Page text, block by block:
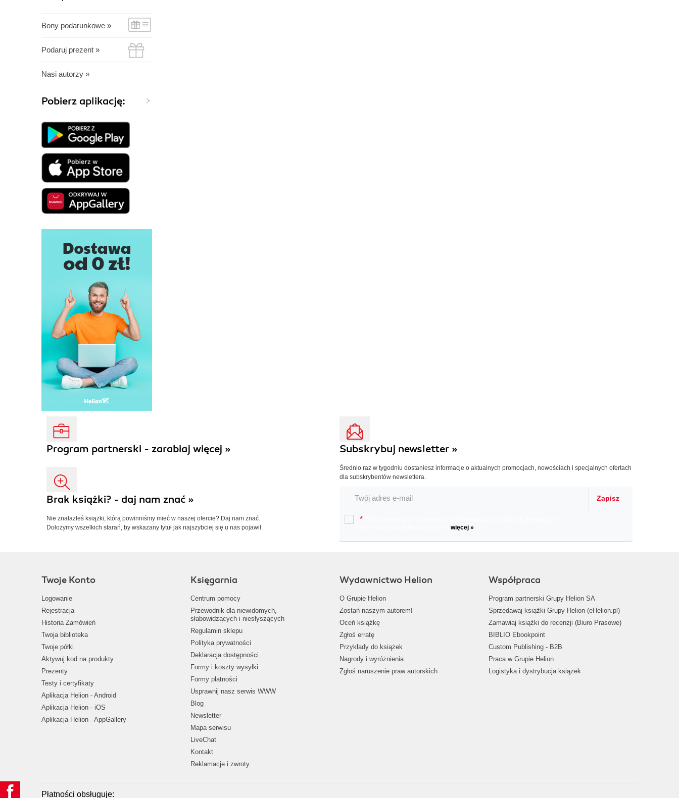
Bony podarunkowe »
Podaruj prezent »
Nasi autorzy »
Pobierz aplikację:
Program partnerski - zarabiaj więcej »
Brak książki? - daj nam znać »
Nie znalazłeś książki, którą powinniśmy mieć w naszej ofercie? Daj nam znać.
Dołożymy wszelkich starań, by wskazany tytuł jak najszybciej się u nas pojawił.
Subskrybuj newsletter »
Średnio raz w tygodniu dostaniesz informacje o aktualnych promocjach, nowościach i specjalnych ofertach
dla subskrybentów newslettera.
Zapisz
*
więcej »
Twoje Konto
Logowanie
Rejestracja
Historia Zamówień
Twoja biblioteka
Twoje półki
Aktywuj kod na produkty
Prezenty
Testy i certyfikaty
Aplikacja Helion - Android
Aplikacja Helion - iOS
Aplikacja Helion - AppGallery
Księgarnia
Centrum pomocy
Przewodnik dla niewidomych,
słabowidzących i niesłyszących
Regulamin sklepu
Polityka prywatności
Deklaracja dostępności
Formy i koszty wysyłki
Formy płatności
Usprawnij nasz serwis WWW
Blog
Newsletter
Mapa serwisu
LiveChat
Kontakt
Reklamacje i zwroty
Wydawnictwo Helion
O Grupie Helion
Zostań naszym autorem!
Oceń książkę
Zgłoś erratę
Przykłady do książek
Nagrody i wyróżnienia
Zgłoś naruszenie praw autorskich
Współpraca
Program partnerski Grupy Helion SA
Sprzedawaj książki Grupy Helion (eHelion.pl)
Zamawiaj książki do recenzji (Biuro Prasowe)
BIBLIO Ebookpoint
Custom Publishing - B2B
Praca w Grupie Helion
Logistyka i dystrybucja książek
Płatności obsługuje: